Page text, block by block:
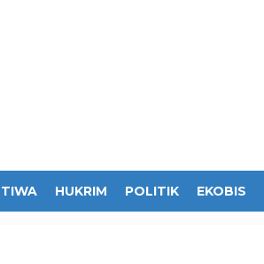
HUKRIM POLITIK EKOBIS